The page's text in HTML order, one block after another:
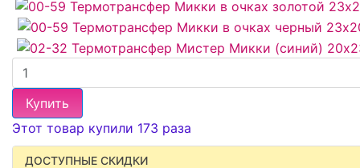
Купить
Этот товар купили 173 раза
ДОСТУПНЫЕ СКИДКИ